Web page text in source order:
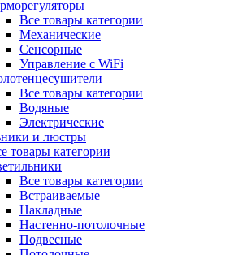
Все товары категории
Механические
Сенсорные
Управление с WiFi
Все товары категории
Водяные
Электрические
и люстры
товары категории
Все товары категории
Встраиваемые
Накладные
Настенно-потолочные
Подвесные